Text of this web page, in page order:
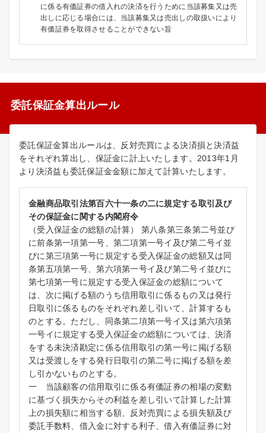
に係る有価証券の借入れの決済を行うために当該募集又は売
出しに応じる場合には、当該募集又は売出しの取扱いにより
有価証券を取得させることができない旨
委託保証金算出ルール
委託保証金算出ルールは、反対売買による決済損と決済益
をそれぞれ算出し、保証金に計上いたします。2013年1月
より決済益も委託保証金金額に加えて計算いたします。
金融商品取引法第百六十一条の二に規定する取引及び
その保証金に関する内閣府令
（受入保証金の総額の計算） 第八条第三条第二号並び
に前条第一項第一号、第二項第一号イ及び第二号イ並
びに第三項第一号に規定する受入保証金の総額又は同
条第五項第一号、第六項第一号イ及び第二号イ並びに
第七項第一号に規定する受入保証金の総額について
は、次に掲げる額のうち信用取引に係るもの又は発行
日取引に係るものをそれぞれ差し引いて、計算するも
のとする。ただし、同条第二項第一号イ又は第六項第
一号イに規定する受入保証金の総額については、決済
をする未決済勘定に係る信用取引の第一号に掲げる額
又は受渡しをする発行日取引の第二号に掲げる額を差
し引かないものとする。
一 当該顧客の信用取引に係る有価証券の相場の変動
に基づく損失からその利益を差し引いて計算した計算
上の損失額に相当する額、反対売買による損失額及び
委託手数料、借入金に対する利子、借入有価証券に対